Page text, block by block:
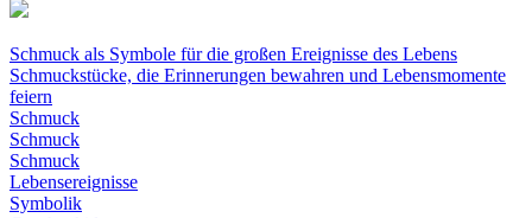
Schmuck als Symbole für die großen Ereignisse des Lebens
Schmuckstücke, die Erinnerungen bewahren und Lebensmomente
feiern
Schmuck
Schmuck
Schmuck
Lebensereignisse
Symbolik